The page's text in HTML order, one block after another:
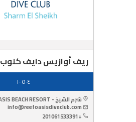
ريف أوازيس دايف كلوب
١٠٠٥٠٤
شرم الشيخ - REEF OASIS BEACH RESORT
info@reefoasisdiveclub.com
+201061533391